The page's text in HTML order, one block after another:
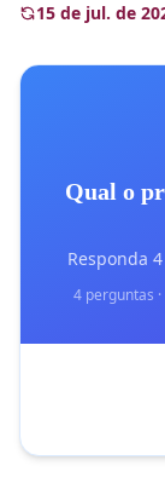
15 de jul. de
Qual o
Responda
4 perguntas